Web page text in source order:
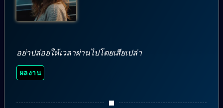
อย่าปล่อยให้เวลาผ่านไปโดยเสียเปล่า
ผลงาน